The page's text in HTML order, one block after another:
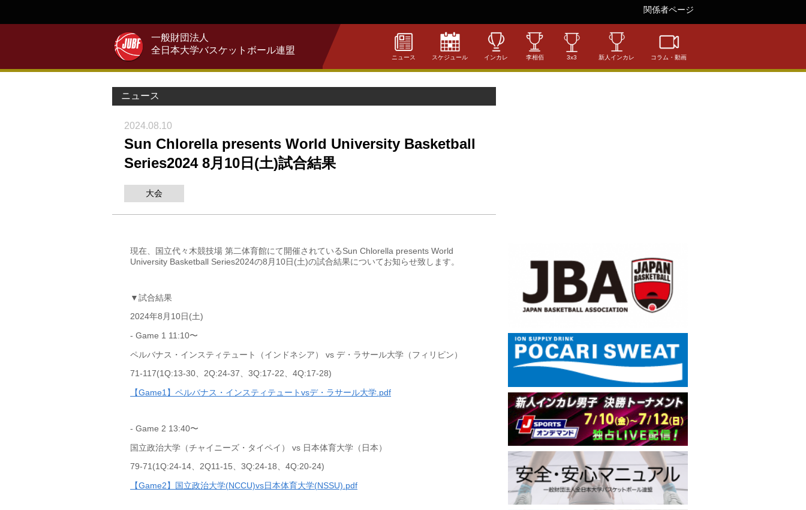
関係者ページ
一般財団法人
全日本大学バスケットボール連盟
ニュース スケジュール インカレ 李相佰 3x3 新人インカレ コラム・動画
ニュース
2024.08.10
Sun Chlorella presents World University Basketball
Series2024 8月10日(土)試合結果
大会
現在、国立代々木競技場 第二体育館にて開催されているSun Chlorella presents World
University Basketball Series2024の8月10日(土)の試合結果についてお知らせ致します。
▼試合結果
2024年8月10日(土)
- Game 1 11:10〜
ペルバナス・インスティテュート（インドネシア） vs デ・ラサール大学（フィリピン）
71-117(1Q:13-30、2Q:24-37、3Q:17-22、4Q:17-28)
【Game1】ペルバナス・インスティテュートvsデ・ラサール大学.pdf
- Game 2 13:40〜
国立政治大学（チャイニーズ・タイペイ） vs 日本体育大学（日本）
79-71(1Q:24-14、2Q11-15、3Q:24-18、4Q:20-24)
【Game2】国立政治大学(NCCU)vs日本体育大学(NSSU).pdf